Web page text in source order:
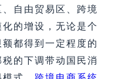
自由贸易区、跨境
的增设，无论是个
都得到一定程度的
的下调带动国民消